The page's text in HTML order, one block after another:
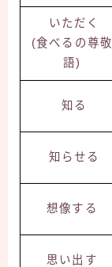
いただく
(食べるの尊敬
語)
知る
知らせる
想像する
思い出す